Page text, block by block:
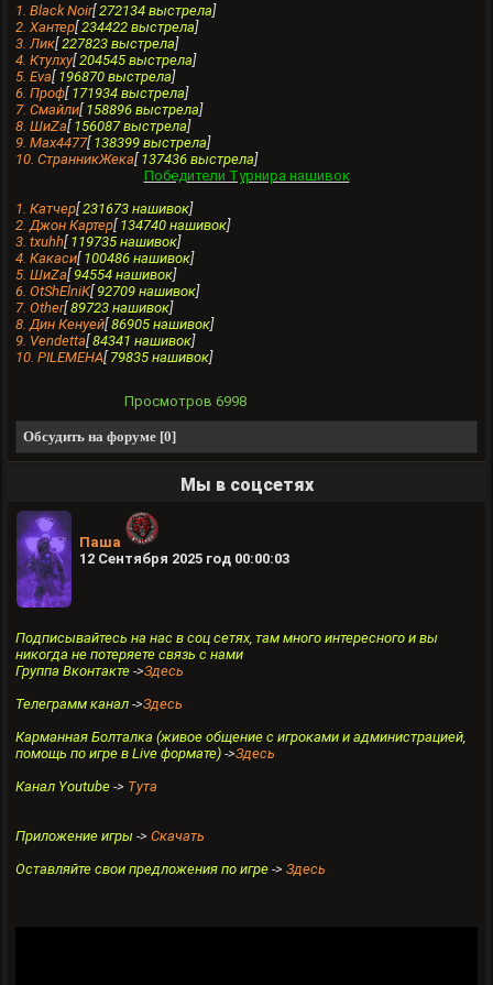
1. Black Noir[272134 выстрела]
2. Хантеp[234422 выстрела]
3. Лик[227823 выстрела]
4. Ктулху[204545 выстрела]
5. Evа[196870 выстрела]
6. Проф[171934 выстрела]
7. Смайли[158896 выстрела]
8. ШиZa[156087 выстрела]
9. Max4477[138399 выстрела]
10. СтранникЖека[137436 выстрела]
Победители Турнира нашивок
1. Катчер[231673 нашивок]
2. Джон Картер[134740 нашивок]
3. txuhh[119735 нашивок]
4. Какаси[100486 нашивок]
5. ШиZa[94554 нашивок]
6. OtShElniK[92709 нашивок]
7. Other[89723 нашивок]
8. Дин Кенуей[86905 нашивок]
9. Vendettа[84341 нашивок]
10. PILEMEHA[79835 нашивок]
Просмотров 6998
Обсудить на форуме [0]
Мы в соцсетях
Паша
12 Сентября 2025 год 00:00:03
Подписывайтесь на нас в соц сетях, там много интересного и вы
никогда не потеряете связь с нами
Группа Вконтакте ->Здесь
Телеграмм канал ->Здесь
Карманная Болталка (живое общение с игроками и администрацией,
помощь по игре в Live формате) ->Здесь
Канал Youtube -> Тута
Приложение игры -> Скачать
Оставляйте свои предложения по игре -> Здесь